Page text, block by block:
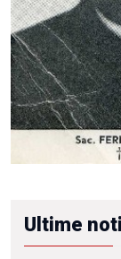
Ultime